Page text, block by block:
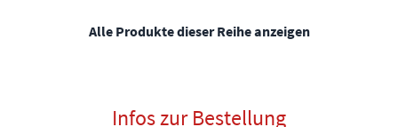
Alle Produkte dieser Reihe anzeigen
Infos zur Bestellung